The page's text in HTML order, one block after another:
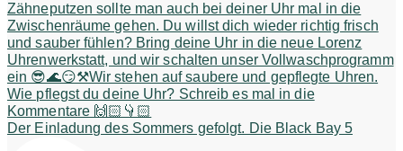
Der Einladung des Sommers gefolgt. Die Black Bay 5